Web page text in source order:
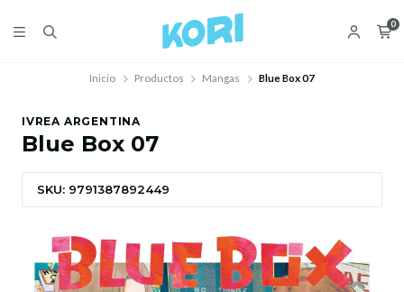
0
Inicio Productos Mangas Blue Box 07
IVREA ARGENTINA
Blue Box 07
SKU: 9791387892449